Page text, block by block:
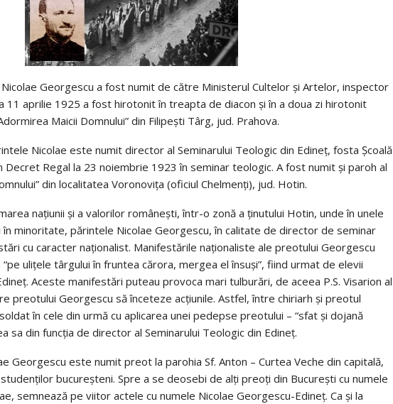
Georgescu a fost numit de către Ministerul Cultelor și Artelor, inspector
11 aprilie 1925 a fost hirotonit în treapta de diacon și în a doua zi hirotonit
Maicii Domnului” din Filipești Târg, jud. Prahova.
Nicolae este numit director al Seminarului Teologic din Edineț, fosta Școală
Regal la 23 noiembrie 1923 în seminar teologic. A fost numit și paroh al
din localitatea Voronovița (oficiul Chelmenți), jud. Hotin.
națiunii și a valorilor românești, într-o zonă a ținutului Hotin, unde în unele
în minoritate, părintele Nicolae Georgescu, în calitate de director de seminar
cu caracter naționalist. Manifestările naționaliste ale preotului Georgescu
ulițele târgului în fruntea cărora, mergea el însuși”, fiind urmat de elevii
Aceste manifestări puteau provoca mari tulburări, de aceea P.S. Visarion al
preotului Georgescu să înceteze acțiunile. Astfel, între chiriarh și preotul
în cele din urmă cu aplicarea unei pedepse preotului – “sfat și dojană
sa din funcția de director al Seminarului Teologic din Edineț.
Georgescu este numit preot la parohia Sf. Anton – Curtea Veche din capitală,
bucureșteni. Spre a se deosebi de alți preoți din București cu numele
semnează pe viitor actele cu numele Nicolae Georgescu-Edineț. Ca și la